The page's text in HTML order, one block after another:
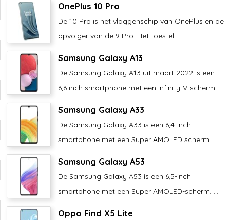
OnePlus 10 Pro
De 10 Pro is het vlaggenschip van OnePlus en de
opvolger van de 9 Pro. Het toestel ...
Samsung Galaxy A13
De Samsung Galaxy A13 uit maart 2022 is een
6,6 inch smartphone met een Infinity-V-scherm. ...
Samsung Galaxy A33
De Samsung Galaxy A33 is een 6,4-inch
smartphone met een Super AMOLED scherm. ...
Samsung Galaxy A53
De Samsung Galaxy A53 is een 6,5-inch
smartphone met een Super AMOLED-scherm. ...
Oppo Find X5 Lite